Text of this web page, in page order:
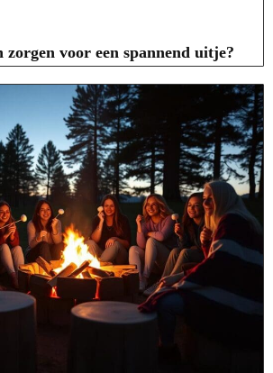
voor een spannend uitje?